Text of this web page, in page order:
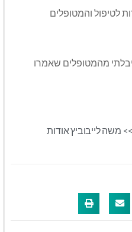
לטיפול והמטופלים
מהמטופלים שאמרו
משה לייבוביץ אודות